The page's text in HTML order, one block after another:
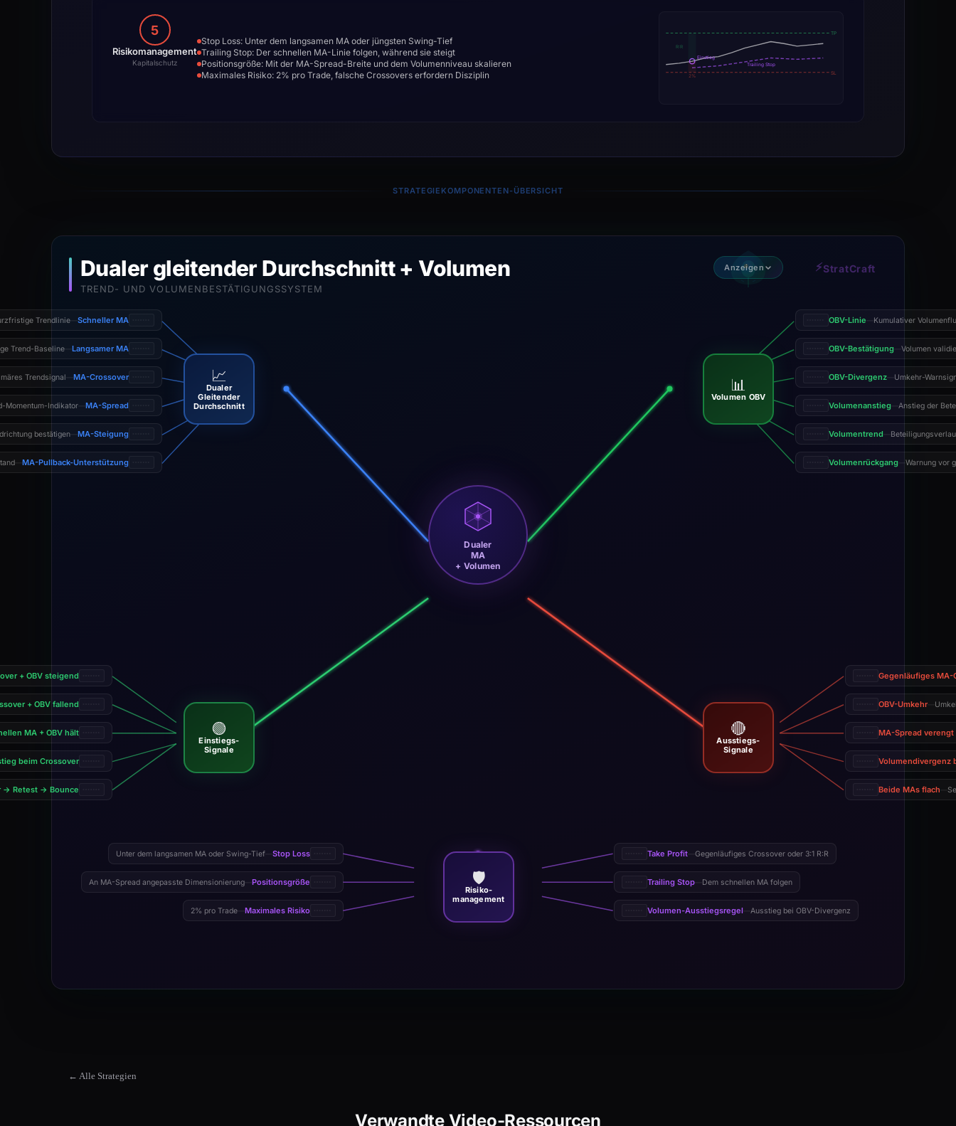
5
Risikomanagement
Kapitalschutz
Stop Loss: Unter dem langsamen MA oder jüngsten Swing-Tief
Trailing Stop: Der schnellen MA-Linie folgen, während sie steigt
Positionsgröße: Mit der MA-Spread-Breite und dem Volumenniveau skalieren
Maximales Risiko: 2% pro Trade, falsche Crossovers erfordern Disziplin
Einstieg
SL
TP
Trailing Stop
2%
R:R
STRATEGIEKOMPONENTEN-ÜBERSICHT
Dualer gleitender Durchschnitt + Volumen
TREND- UND VOLUMENBESTÄTIGUNGSSYSTEM
Dualer
MA
+ Volumen
⚡StratCraft
Anzeigen
📈
Dualer
Gleitender
Durchschnitt
Schneller MA
Trendlinie
Langsamer MA
Trend-Baseline
MA-Crossover
Trendsignal
MA-Spread
Momentum-Indikator
MA-Steigung
bestätigen
MA-Pullback-Unterstützung
📊
Volumen OBV
OBV-Linie Kumulativer
OBV-Bestätigung Volumen
OBV-Divergenz Umkehr-
Volumenanstieg Anstieg der
Volumentrend
Volumenrückgang Warnung vor
🟢
Einstiegs-
Signale
+ OBV steigend
+ OBV fallend
MA + OBV hält
beim Crossover
→ Retest → Bounce
🔴
Ausstiegs-
Signale
Gegenläufiges MA-
OBV-Umkehr—
MA-Spread verengt
Volumendivergenz
Beide MAs flach
🛡️
Risiko-
management
Stop Loss
Unter dem langsamen MA oder Swing-Tief
Positionsgröße
An MA-Spread angepasste Dimensionierung
Maximales Risiko
2% pro Trade
Take Profit Gegenläufiges Crossover oder 3:1 R:R
Trailing Stop Dem schnellen MA folgen
Volumen-Ausstiegsregel Ausstieg bei OBV-Divergenz
← Alle Strategien
Verwandte Video-Ressourcen